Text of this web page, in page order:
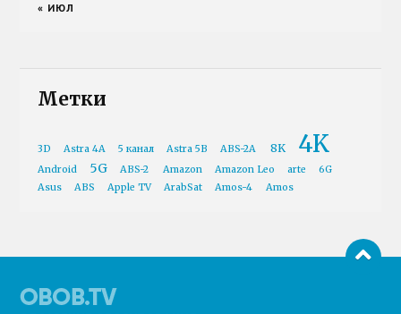
« ИЮЛ
Метки
3D Astra 4A 5 канал Astra 5B ABS-2A 8K 4K
Android 5G ABS-2 Amazon Amazon Leo arte
6G
Asus
ABS Apple TV ArabSat Amos-4 Amos